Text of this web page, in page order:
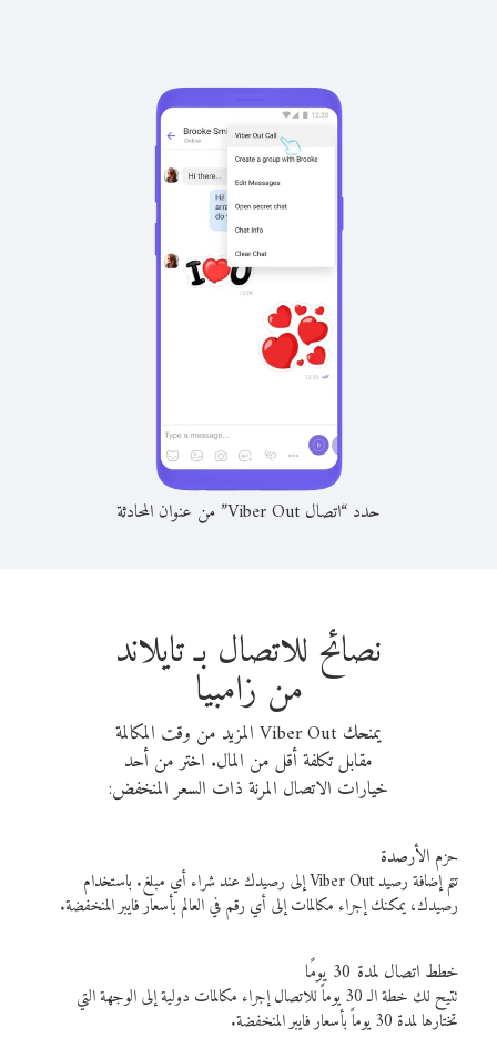
حدد “اتصال Viber Out” من عنوان المحادثة
نصائح للاتصال بـ تايلاند
من زامبيا
يمنحك Viber Out المزيد من وقت المكالمة
مقابل تكلفة أقل من المال. اختر من أحد
خيارات الاتصال المرنة ذات السعر المنخفض:
حزم الأرصدة
تتم إضافة رصيد Viber Out إلى رصيدك عند شراء أي مبلغ. باستخدام
رصيدك، يمكنك إجراء مكالمات إلى أي رقم في العالم بأسعار فايبر المنخفضة.
خطط اتصال لمدة 30 يومًا
تتيح لك خطة الـ 30 يوماً للاتصال إجراء مكالمات دولية إلى الوجهة التي
تختارها لمدة 30 يوماً بأسعار فايبر المنخفضة.